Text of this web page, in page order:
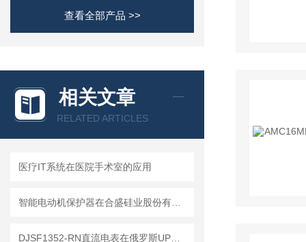
查看全部产品 >>
相关文章
RELATED ARTICLES
医疗IT系统在医院手术室的应用